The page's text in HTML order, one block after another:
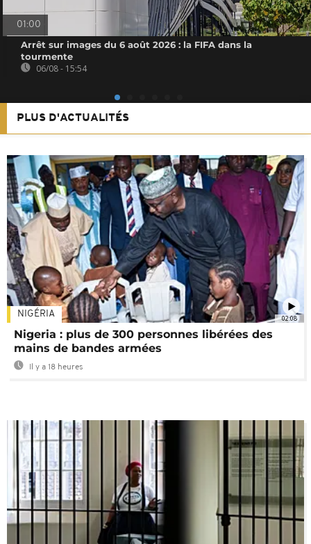
01:00
Arrêt sur images du 6 août 2026 : la FIFA dans la
tourmente
06/08 - 15:54
PLUS D'ACTUALITÉS
02:08
NIGÉRIA
Nigeria : plus de 300 personnes libérées des
mains de bandes armées
Il y a 18 heures